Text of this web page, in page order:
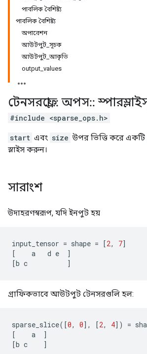
পাবলিক বৈশিষ্ট্য
পাবলিক বৈশিষ্ট্য
অপারেশন
আউটপুট_সূচক
আউটপুট_আকৃতি
output_values
টেনসরফ্লো:: অপস::
#include <sparse_ops.h>
start এবং size উপর ভিত্তি করে একটি
স্লাইস করুন।
সারাংশ
উদাহরণস্বরূপ, যদি ইনপুট হয়
input_tensor = shape = [2, 7]
[
a d e
]
[b c ]
গ্রাফিকভাবে আউটপুট টেনসরগুলি হল:
sparse_slice([0, 0], [2, 4]) =
[
a
]
[b c ]